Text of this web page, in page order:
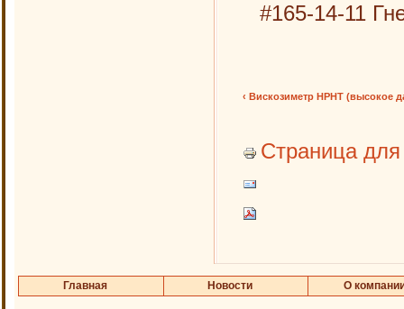
#165-14-11
‹ Вискозиметр HPHT (высокое
Страница для
Главная Новости О